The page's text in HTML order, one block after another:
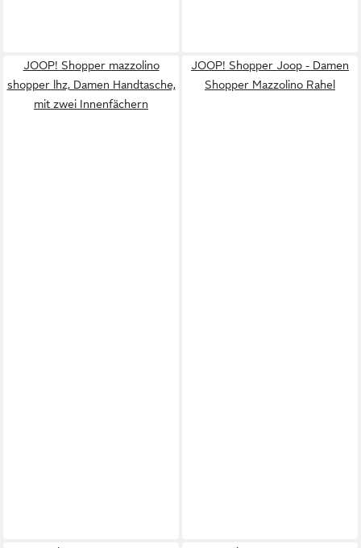
JOOP! Shopper mazzolino
shopper lhz, Damen Handtasche,
mit zwei Innenfächern
JOOP! Shopper Joop - Damen
Shopper Mazzolino Rahel